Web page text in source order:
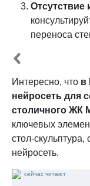
Отсутствие
переноса
Интересно, что в
нейросеть для
столичного ЖК
ключевых
стол-скульптура,
нейросеть.
сейчас читают